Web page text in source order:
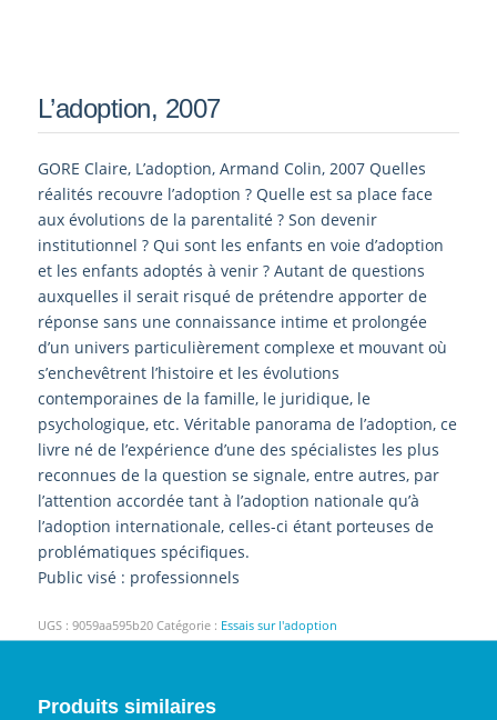
L’adoption, 2007
GORE Claire, L’adoption, Armand Colin, 2007 Quelles
réalités recouvre l’adoption ? Quelle est sa place face
aux évolutions de la parentalité ? Son devenir
institutionnel ? Qui sont les enfants en voie d’adoption
et les enfants adoptés à venir ? Autant de questions
auxquelles il serait risqué de prétendre apporter de
réponse sans une connaissance intime et prolongée
d’un univers particulièrement complexe et mouvant où
s’enchevêtrent l’histoire et les évolutions
contemporaines de la famille, le juridique, le
psychologique, etc. Véritable panorama de l’adoption, ce
livre né de l’expérience d’une des spécialistes les plus
reconnues de la question se signale, entre autres, par
l’attention accordée tant à l’adoption nationale qu’à
l’adoption internationale, celles-ci étant porteuses de
problématiques spécifiques.
Public visé : professionnels
UGS : 9059aa595b20 Catégorie : Essais sur l'adoption
Produits similaires